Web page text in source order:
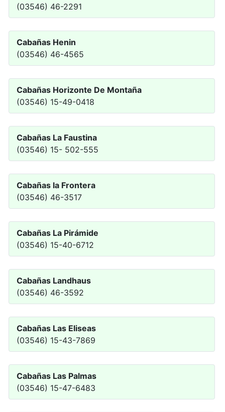
(03546) 46-2291
Cabañas Henin
(03546) 46-4565
Cabañas Horizonte De Montaña
(03546) 15-49-0418
Cabañas La Faustina
(03546) 15- 502-555
Cabañas la Frontera
(03546) 46-3517
Cabañas La Pirámide
(03546) 15-40-6712
Cabañas Landhaus
(03546) 46-3592
Cabañas Las Eliseas
(03546) 15-43-7869
Cabañas Las Palmas
(03546) 15-47-6483